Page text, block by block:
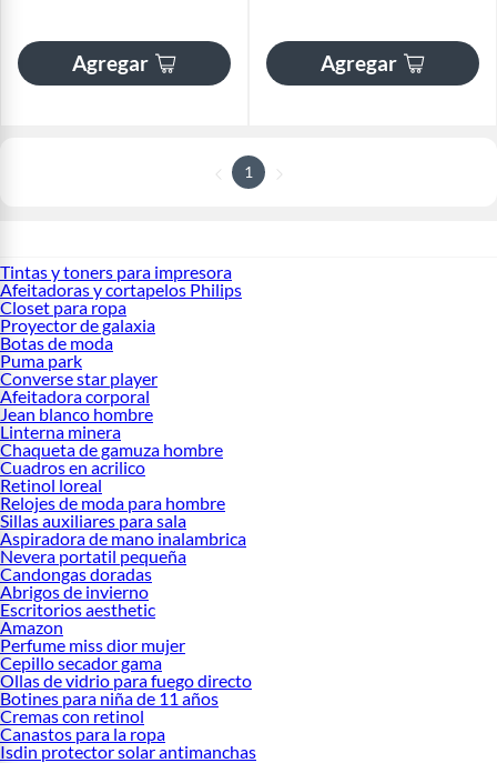
Agregar Agregar
1
Tintas y toners para impresora
Afeitadoras y cortapelos Philips
Closet para ropa
Proyector de galaxia
Botas de moda
Puma park
Converse star player
Afeitadora corporal
Jean blanco hombre
Linterna minera
Chaqueta de gamuza hombre
Cuadros en acrilico
Retinol loreal
Relojes de moda para hombre
Sillas auxiliares para sala
Aspiradora de mano inalambrica
Nevera portatil pequeña
Candongas doradas
Abrigos de invierno
Escritorios aesthetic
Amazon
Perfume miss dior mujer
Cepillo secador gama
Ollas de vidrio para fuego directo
Botines para niña de 11 años
Cremas con retinol
Canastos para la ropa
Isdin protector solar antimanchas